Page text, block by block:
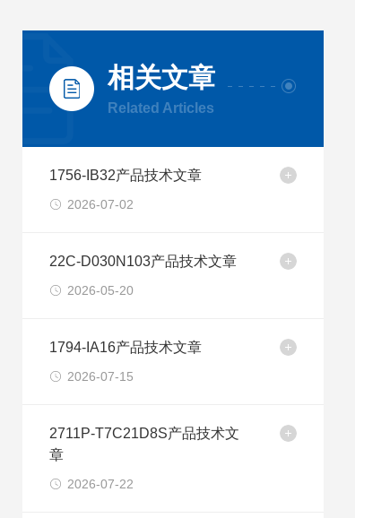
相关文章
Related Articles
1756-IB32产品技术文章
2026-07-02
22C-D030N103产品技术文章
2026-05-20
1794-IA16产品技术文章
2026-07-15
2711P-T7C21D8S产品技术文
章
2026-07-22